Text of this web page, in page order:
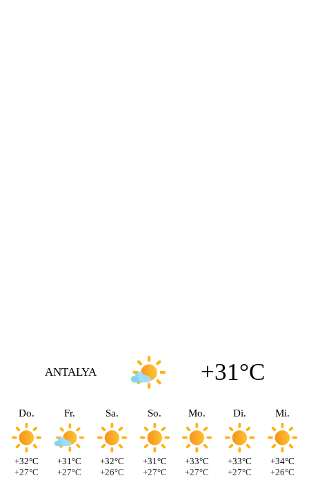
ANTALYA +31°C
Do.
+32°C
+27°C
Fr.
+31°C
+27°C
Sa.
+32°C
+26°C
So.
+31°C
+27°C
Mo.
+33°C
+27°C
Di.
+33°C
+27°C
Mi.
+34°C
+26°C